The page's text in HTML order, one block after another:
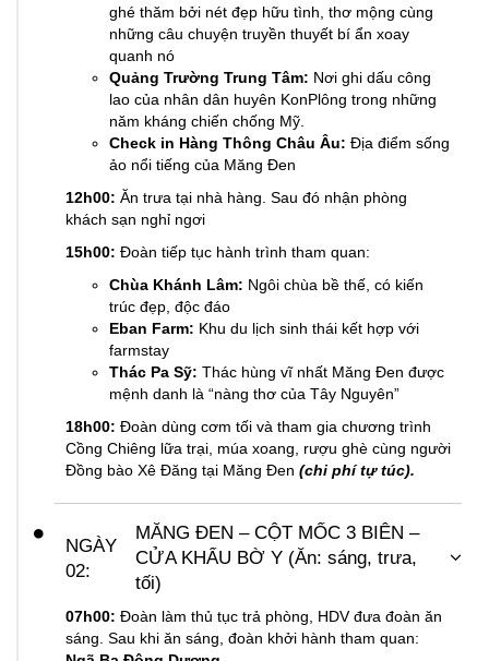
ghé thăm bởi nét đẹp hữu tình, thơ mộng cùng
những câu chuyện truyền thuyết bí ẩn xoay
quanh nó
Quảng Trường Trung Tâm: Nơi ghi dấu công
lao của nhân dân huyên KonPlông trong những
năm kháng chiến chống Mỹ.
Check in Hàng Thông Châu Âu: Địa điểm sống
ảo nổi tiếng của Măng Đen
12h00: Ăn trưa tại nhà hàng. Sau đó nhận phòng
khách sạn nghỉ ngơi
15h00: Đoàn tiếp tục hành trình tham quan:
Chùa Khánh Lâm: Ngôi chùa bề thế, có kiến
trúc đẹp, độc đáo
Eban Farm: Khu du lịch sinh thái kết hợp với
farmstay
Thác Pa Sỹ: Thác hùng vĩ nhất Măng Đen được
mệnh danh là “nàng thơ của Tây Nguyên”
18h00: Đoàn dùng cơm tối và tham gia chương trình
Cồng Chiêng lữa trại, múa xoang, rượu ghè cùng người
Đồng bào Xê Đăng tại Măng Đen (chi phí tự túc).
NGÀY
02:
MĂNG ĐEN – CỘT MỐC 3 BIÊN –
CỬA KHẨU BỜ Y (Ăn: sáng, trưa,
tối)
07h00: Đoàn làm thủ tục trả phòng, HDV đưa đoàn ăn
sáng. Sau khi ăn sáng, đoàn khởi hành tham quan: